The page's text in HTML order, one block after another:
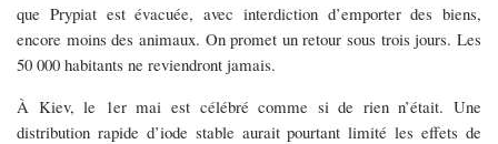
que Prypiat est évacuée, avec interdiction d’emporter des biens,
encore moins des animaux. On promet un retour sous trois jours. Les
50 000 habitants ne reviendront jamais.
À Kiev, le 1er mai est célébré comme si de rien n’était. Une
distribution rapide d’iode stable aurait pourtant limité les effets de